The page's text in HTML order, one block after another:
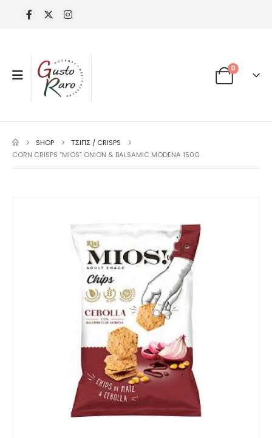
0
SHOP
ΤΣΙΠΣ / CRISPS
CORN CRISPS “MIOS” ONION & BALSAMIC MODENA 150G